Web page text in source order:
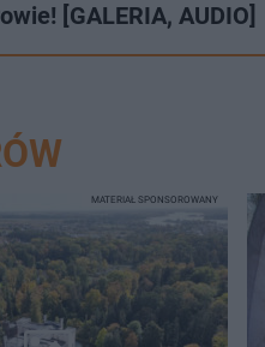
[GALERIA, AUDIO]
MATERIAŁ SPONSOROWANY